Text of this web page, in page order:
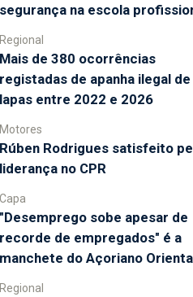
segurança na escola
Regional
Mais de 380 ocorrências
registadas de apanha ilegal de
lapas entre 2022 e 2026
Motores
Rúben Rodrigues satisfeito
liderança no CPR
Capa
"Desemprego sobe apesar de
recorde de empregados" é a
manchete do Açoriano
Regional